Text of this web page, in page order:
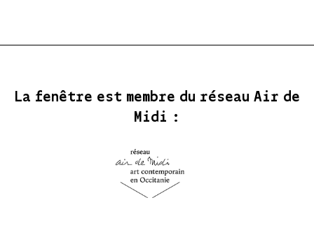
La fenêtre est membre du réseau Air de
Midi :